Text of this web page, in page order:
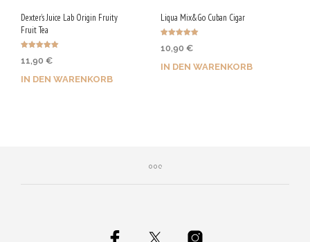
Dexter’s Juice Lab Origin Fruity
Fruit Tea
5.00
11,90 €
IN DEN WARENKORB
Liqua Mix&Go Cuban Cigar
5.00
10,90 €
IN DEN WARENKORB